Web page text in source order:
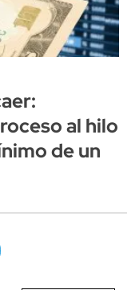
al hilo
de un